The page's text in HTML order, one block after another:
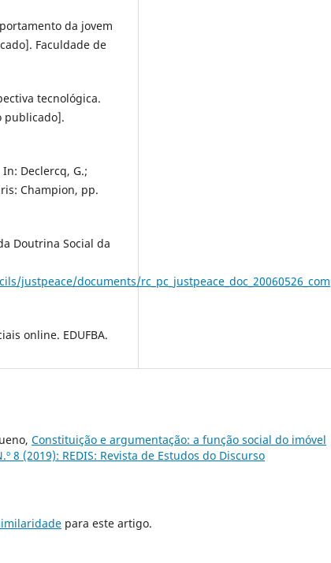
da jovem
Faculdade de
tecnológica.
publicado].
Declercq, G.;
Champion, pp.
Doutrina Social da
justpeace/documents/
online. EDUFBA.
Constituição e argumentação: a função social do imóvel
8 (2019): REDIS: Revista de Estudos do Discurso
para este artigo.